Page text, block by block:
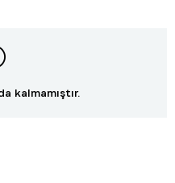
kalmamıştır.